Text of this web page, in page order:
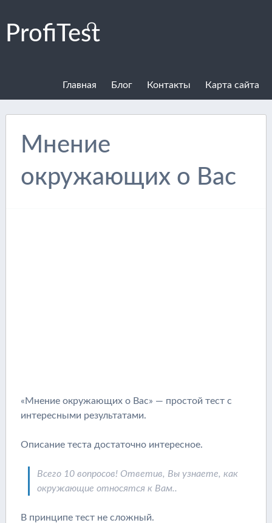
ProfiTest
Карта сайта
Контакты
Блог
Главная
Мнение
окружающих о Вас
«Мнение окружающих о Вас» — простой тест с
интересными результатами.
Описание теста достаточно интересное.
Всего 10 вопросов! Ответив, Вы узнаете, как
окружающие относятся к Вам..
В принципе тест не сложный.